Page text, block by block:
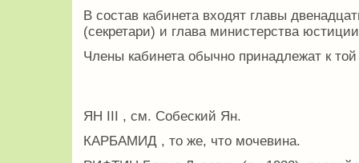
В состав кабинета входят главы
(секретари) и глава министерства
Члены кабинета обычно принадлежат к
ЯН III , см. Собеский Ян.
КАРБАМИД , то же, что мочевина.